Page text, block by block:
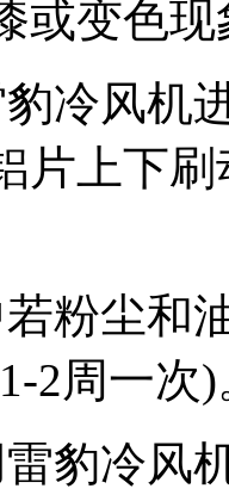
或变色现
冷风机
片上下
粉尘和
2周一次)
豹冷风